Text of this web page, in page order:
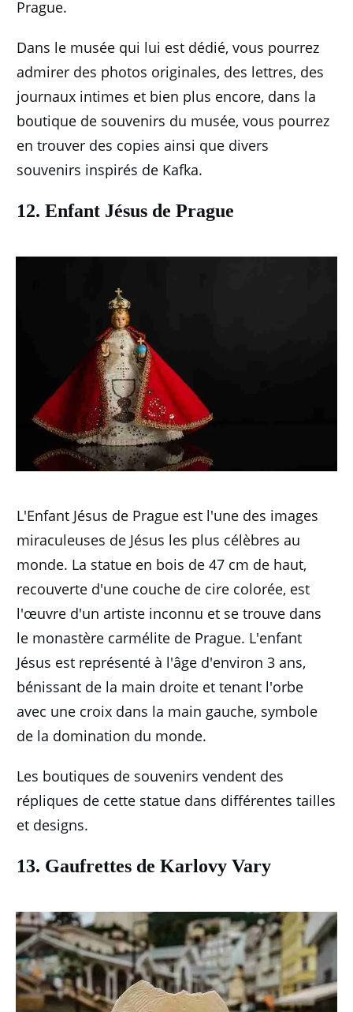
Prague.
Dans le musée qui lui est dédié, vous pourrez
admirer des photos originales, des lettres, des
journaux intimes et bien plus encore, dans la
boutique de souvenirs du musée, vous pourrez
en trouver des copies ainsi que divers
souvenirs inspirés de Kafka.
12. Enfant Jésus de Prague
L'Enfant Jésus de Prague est l'une des images
miraculeuses de Jésus les plus célèbres au
monde. La statue en bois de 47 cm de haut,
recouverte d'une couche de cire colorée, est
l'œuvre d'un artiste inconnu et se trouve dans
le monastère carmélite de Prague. L'enfant
Jésus est représenté à l'âge d'environ 3 ans,
bénissant de la main droite et tenant l'orbe
avec une croix dans la main gauche, symbole
de la domination du monde.
Les boutiques de souvenirs vendent des
répliques de cette statue dans différentes tailles
et designs.
13. Gaufrettes de Karlovy Vary